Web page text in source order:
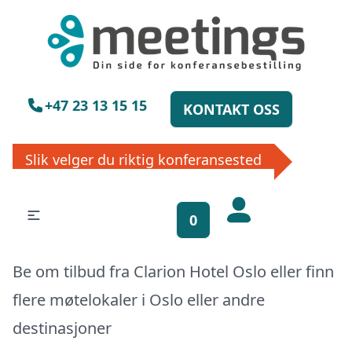
+47 23 13 15 15 KONTAKT OSS
Slik velger du riktig konferansested
0
Be om tilbud fra Clarion Hotel Oslo eller finn
flere møtelokaler i Oslo eller andre
destinasjoner
Vennligst vent
Få gratis
bookinghjelp, send